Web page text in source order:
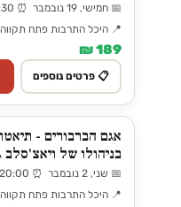
📅 חמישי, 19 נובמבר ⏰ 20:30
📍 היכל התרבות פתח תקווה
189 ₪
📋 פרטים נוספים
אגם הברבורים -
בניהולו של ויאצ'סלב
📅 שני, 2 נובמבר ⏰ 20:00
📍 היכל התרבות פתח תקווה